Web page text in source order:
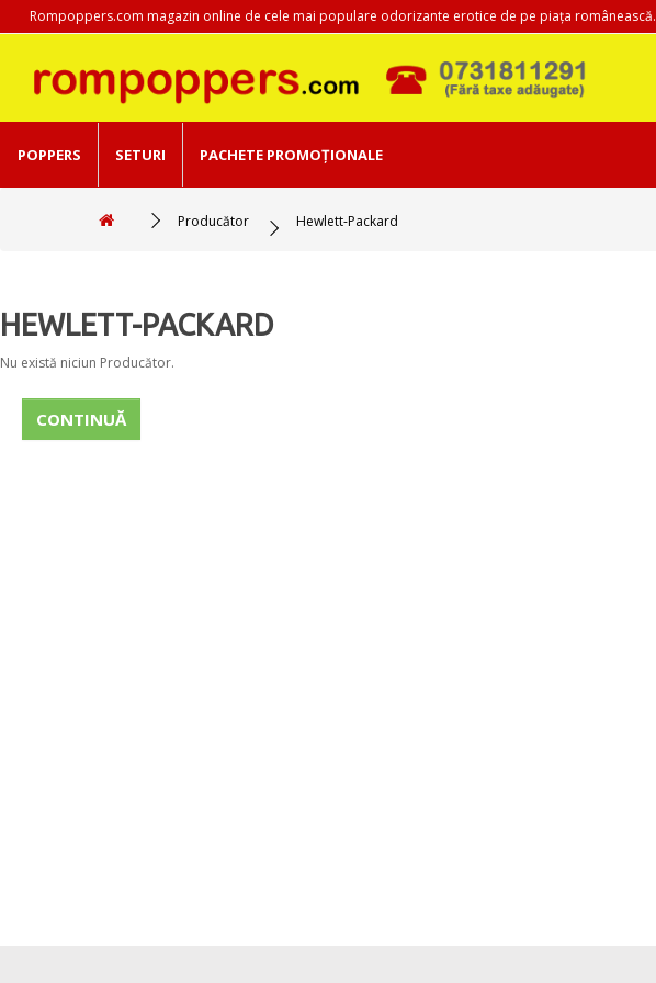
Rompoppers.com magazin online de cele mai populare odorizante erotice de pe piața românească.
POPPERS SETURI PACHETE PROMOȚIONALE
Producător Hewlett-Packard
HEWLETT-PACKARD
Nu există niciun Producător.
CONTINUĂ